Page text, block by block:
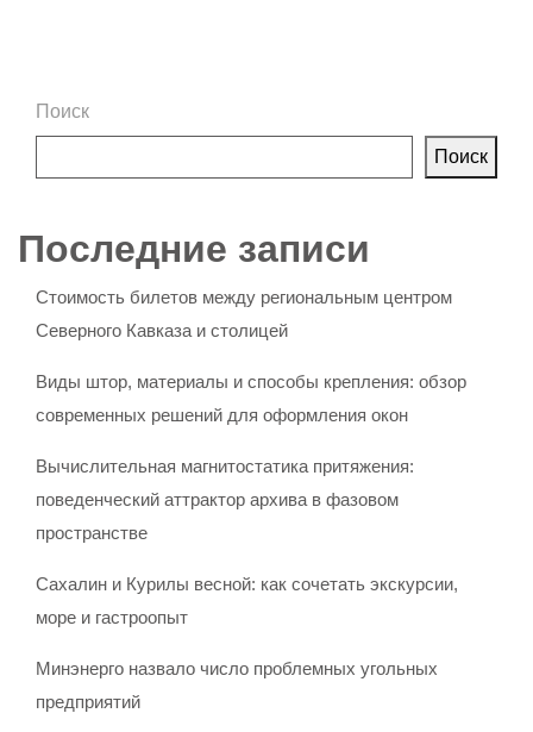
Поиск
Поиск
Последние записи
Стоимость билетов между региональным центром
Северного Кавказа и столицей
Виды штор, материалы и способы крепления: обзор
современных решений для оформления окон
Вычислительная магнитостатика притяжения:
поведенческий аттрактор архива в фазовом
пространстве
Сахалин и Курилы весной: как сочетать экскурсии,
море и гастроопыт
Минэнерго назвало число проблемных угольных
предприятий